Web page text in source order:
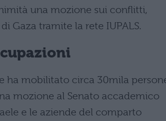
una mozione sui conflitti,
Gaza tramite la rete IUPALS.
ha mobilitato circa 30mila
mozione al Senato accademico
e le aziende del comparto